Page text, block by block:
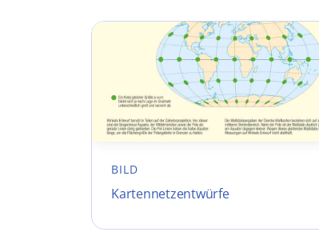
BILD
Kartennetzentwürfe